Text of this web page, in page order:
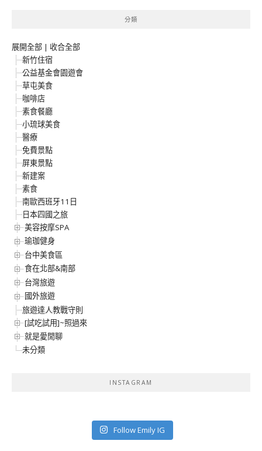
分類
展開全部 | 收合全部
新竹住宿
公益基金會園遊會
草屯美食
咖啡店
素食餐廳
小琉球美食
醫療
免費景點
屏東景點
新建案
素食
南歐西班牙11日
日本四國之旅
美容按摩SPA
瑜珈健身
台中美食區
食在北部&南部
台灣旅遊
國外旅遊
旅遊達人教戰守則
[試吃試用]~照過來
就是愛閒聊
未分類
INSTAGRAM
Follow Emily IG